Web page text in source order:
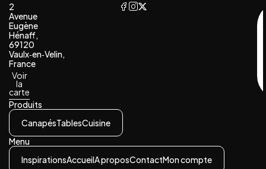
2
Avenue
Eugène
Hénaff,
69120
Vaulx‑en‑Velin,
France
Voir
la
carte
Produits
CanapésTablesCuisine
Menu
InspirationsAccueilA proposContactMon compte